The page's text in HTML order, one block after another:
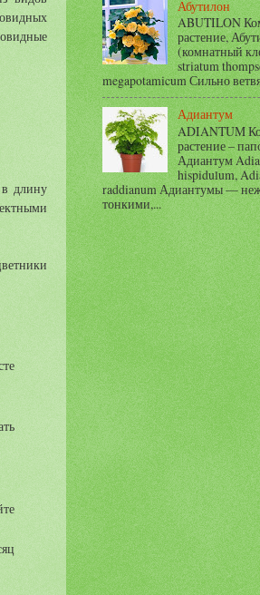
длину
Абутилон
ABUTILON
растение,
(комнатный
striatum
megapotamicum Сильно
Адиантум
ADIANTUM
растение –
Адиантум
hispidulum,
raddianum Адиантумы —
тонкими,...